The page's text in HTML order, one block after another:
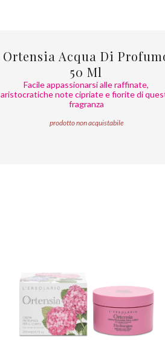
Ortensia Acqua Di
50 Ml
Facile appassionarsi alle raffinate,
aristocratiche note cipriate e fiorite di
fragranza
prodotto non acquistabile